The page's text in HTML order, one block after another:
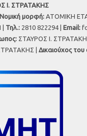
Ι. ΣΤΡΑΤΑΚΗΣ
Νομική μορφή: ΑΤΟΜΙΚΗ
| Τηλ.: 2810 822294 | Εmail:
ΣΤΑΥΡΟΣ Ι.
| Δικαιούχος